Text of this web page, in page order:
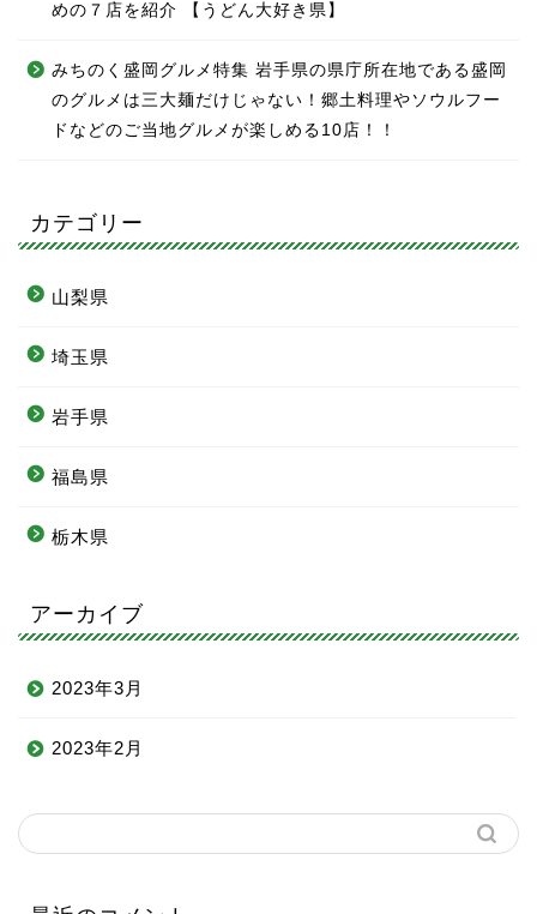
めの７店を紹介 【うどん大好き県】
みちのく盛岡グルメ特集 岩手県の県庁所在地である盛岡
のグルメは三大麺だけじゃない！郷土料理やソウルフー
ドなどのご当地グルメが楽しめる10店！！
カテゴリー
山梨県
埼玉県
岩手県
福島県
栃木県
アーカイブ
2023年3月
2023年2月